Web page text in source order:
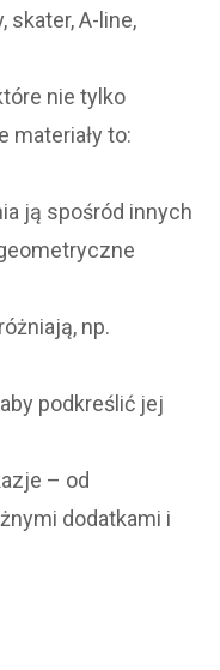
skater, A-line,
nie tylko
materiały to:
ją spośród innych
np.
podkreślić jej
– od
dodatkami i